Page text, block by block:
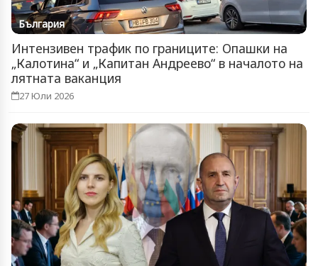
България
Интензивен трафик по границите: Опашки на
„Калотина“ и „Капитан Андреево“ в началото на
лятната ваканция
27 Юли 2026